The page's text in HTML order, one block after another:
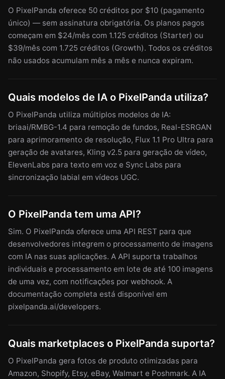
O PixelPanda oferece 50 créditos por $10 (pagamento
único) — sem assinatura obrigatória. Os planos pagos
começam em $24/mês com 1.125 créditos (Starter) ou
$39/mês com 1.725 créditos (Growth). Todos os créditos
não usados acumulam mês a mês e nunca expiram.
Quais modelos de IA o PixelPanda utiliza?
O PixelPanda utiliza múltiplos modelos de IA:
briaai/RMBG-1.4 para remoção de fundos, Real-ESRGAN
para aprimoramento de resolução, Flux 1.1 Pro Ultra para
geração de avatares, Kling v2.5 para geração de vídeo,
ElevenLabs para texto em voz e Sync Labs para
sincronização labial em vídeos UGC.
O PixelPanda tem uma API?
Sim. O PixelPanda oferece uma API REST para que
desenvolvedores integrem o processamento de imagens
com IA nas suas aplicações. A API suporta trabalhos
individuais e processamento em lote de até 100 imagens
de uma vez, com notificações por webhook. A
documentação completa está disponível em
pixelpanda.ai/developers.
Quais marketplaces o PixelPanda suporta?
O PixelPanda gera fotos de produto otimizadas para
Amazon, Shopify, Etsy, eBay, Walmart e Poshmark. A IA